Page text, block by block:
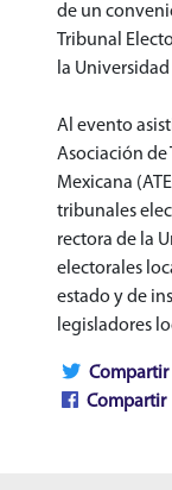
de un
Tribunal
la
Al evento
Asociación de
Mexicana
tribunales
rectora de la
electorales
estado y de
legisladores
Compartir
Compartir